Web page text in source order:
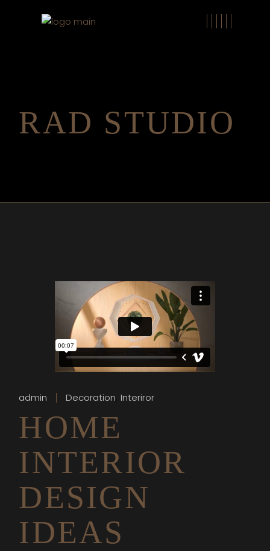
RAD STUDIO
admin Decoration Interiror
HOME
INTERIOR
DESIGN
IDEAS